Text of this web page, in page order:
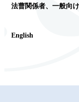
法曹関係者、一般向け
English